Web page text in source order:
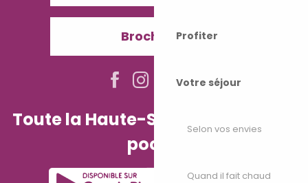
Profiter
Votre séjour
Selon vos envies
Quand il fait chaud
Brochures
Toute la Haute-Saône dans votre
poche